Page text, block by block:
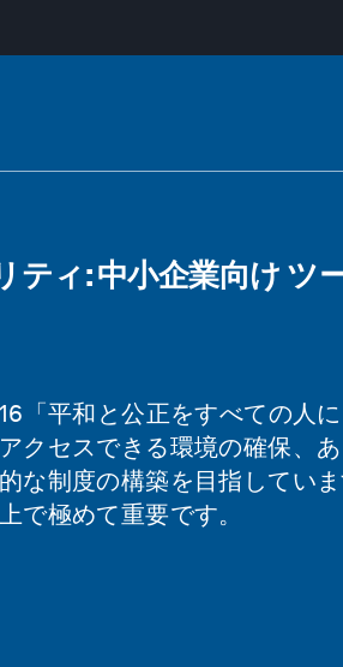
ティ: 中小企業向け ツ
「平和と公正をすべての人
クセスできる環境の確保、
な制度の構築を目指してい
で極めて重要です。